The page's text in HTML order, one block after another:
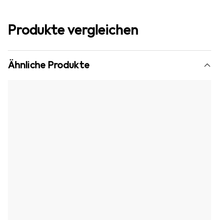
Produkte vergleichen
Ähnliche Produkte